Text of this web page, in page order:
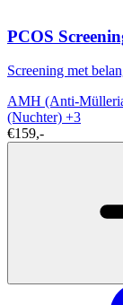
PCOS
Screening met
AMH (Anti-
(Nuchter) +3
€159,-